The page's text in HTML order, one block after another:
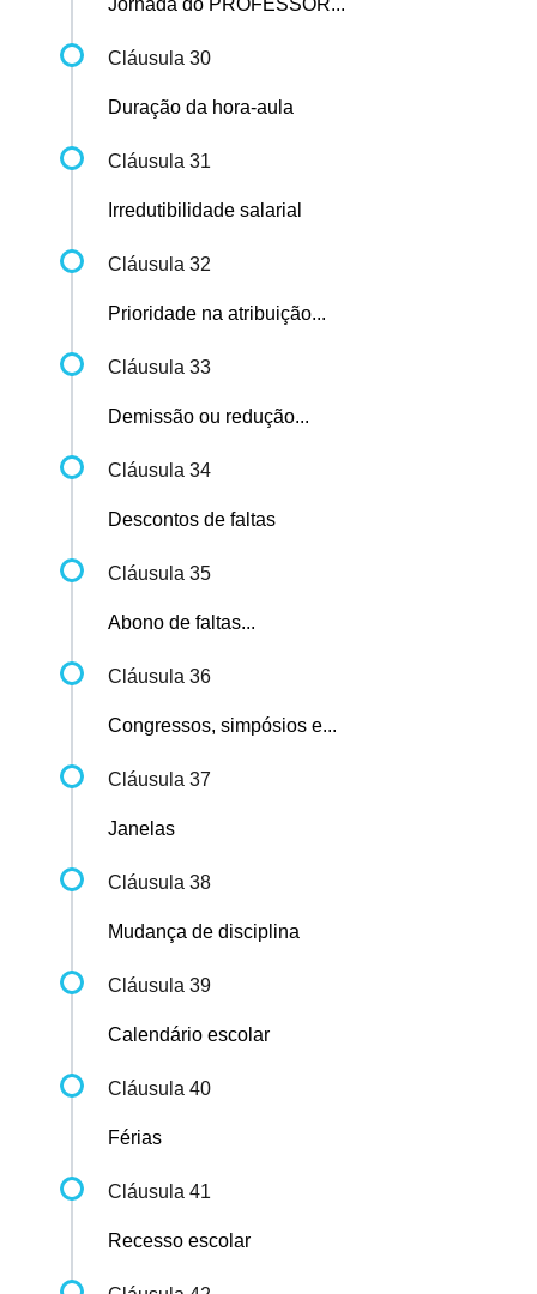
Jornada do PROFESSOR...
Cláusula 30
Duração da hora-aula
Cláusula 31
Irredutibilidade salarial
Cláusula 32
Prioridade na atribuição...
Cláusula 33
Demissão ou redução...
Cláusula 34
Descontos de faltas
Cláusula 35
Abono de faltas...
Cláusula 36
Congressos, simpósios e...
Cláusula 37
Janelas
Cláusula 38
Mudança de disciplina
Cláusula 39
Calendário escolar
Cláusula 40
Férias
Cláusula 41
Recesso escolar